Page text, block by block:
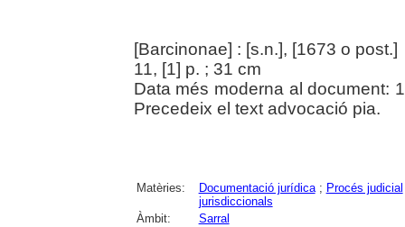
[Barcinonae] : [s.n.], [1673 o post.]
11, [1] p. ; 31 cm
Data més moderna al document:
Precedeix el text advocació pia.
Matèries: Documentació jurídica; Procés judicial
jurisdiccionals
Àmbit:
Sarral